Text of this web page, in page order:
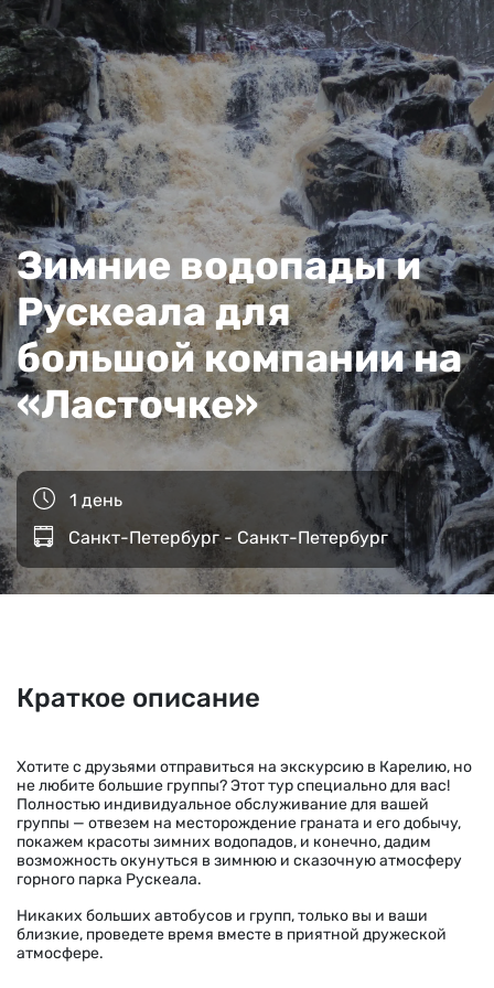
Зимние водопады и
Рускеала для
большой компании на
«Ласточке»
1 день
Санкт-Петербург - Санкт-Петербург
Краткое описание
Хотите с друзьями отправиться на экскурсию в Карелию, но
не любите большие группы? Этот тур специально для вас!
Полностью индивидуальное обслуживание для вашей
группы — отвезем на месторождение граната и его добычу,
покажем красоты зимних водопадов, и конечно, дадим
возможность окунуться в зимнюю и сказочную атмосферу
горного парка Рускеала.
Никаких больших автобусов и групп, только вы и ваши
близкие, проведете время вместе в приятной дружеской
атмосфере.